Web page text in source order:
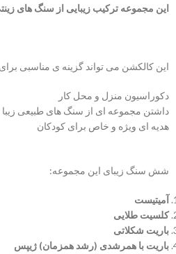
این مجموعه ترکیب زیبایی از سنگ های
این کالکشن می تواند گزینه ی مناسبی
دکوراسیون منزل و محل کار
داشتن مجموعه ای از سنگ های طبیعی زیبا
هدیه ای ویژه و خاص برای کودکان
شش سنگ زیبای این مجموعه:
آمیتیست
کلسیت طلایی
باریت شکلاتی
باریت با همرشدی (رشد همزمان) ژیپس